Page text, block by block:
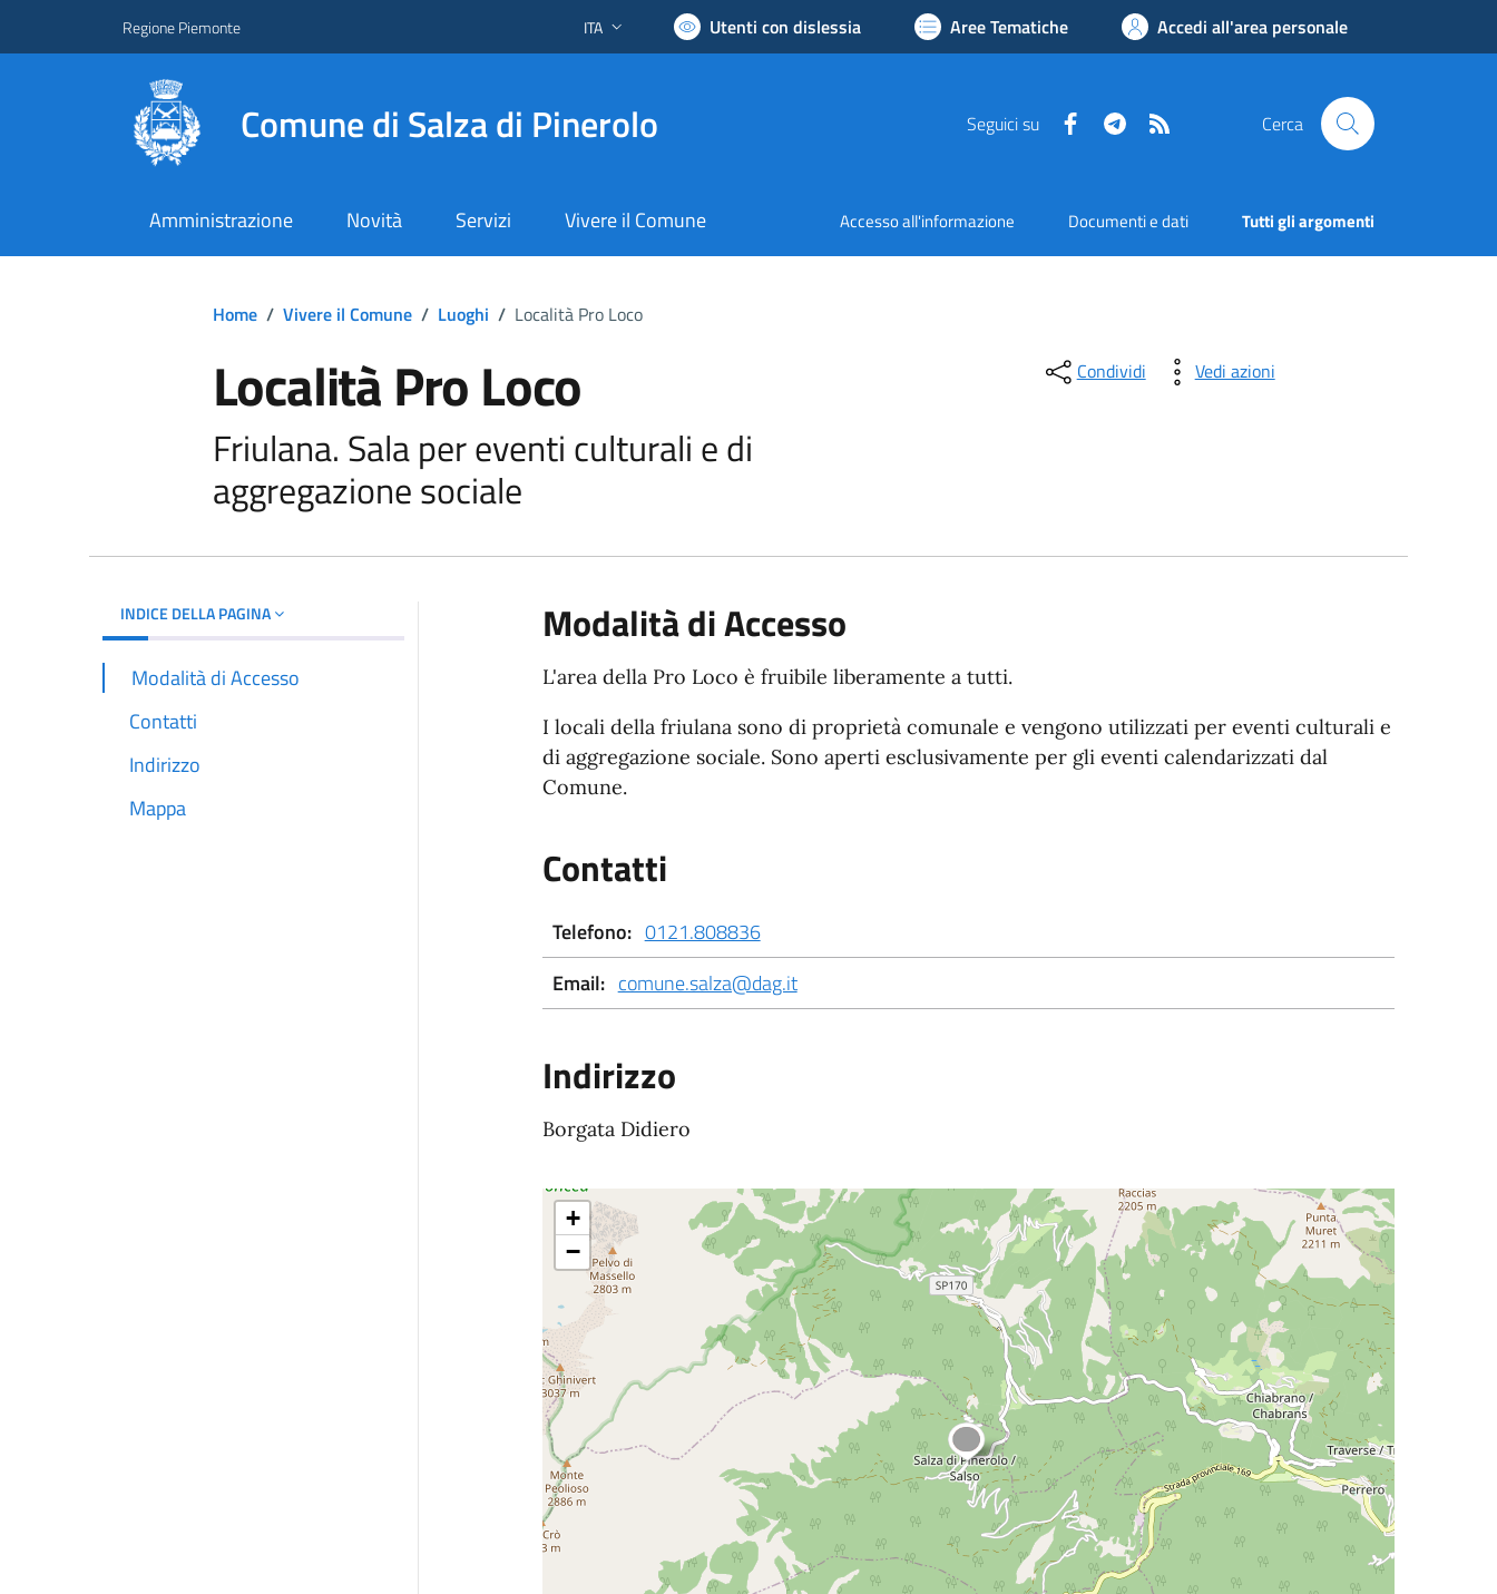
Regione Piemonte Lingua attiva:
ITA Utenti con dislessia Aree Tematiche Accedi all'area personale
Comune di Salza di Pinerolo Seguici su FacebookTelegram Cerca
Amministrazione Novità Servizi Vivere il Comune Accesso all'informazione Documenti e dati Tutti gli argomenti
Home / Vivere il Comune / Luoghi / Località Pro Loco
Località Pro Loco
Friulana. Sala per eventi culturali e di
aggregazione sociale
Condividi Vedi azioni
INDICE DELLA PAGINA
Modalità di Accesso
Contatti
Indirizzo
Mappa
Modalità di Accesso
L'area della Pro Loco è fruibile liberamente a tutti.
I locali della friulana sono di proprietà comunale e vengono utilizzati per eventi culturali e
di aggregazione sociale. Sono aperti esclusivamente per gli eventi calendarizzati dal
Comune.
Contatti
Telefono: 0121.808836
Email: comune.salza@dag.it
Indirizzo
Borgata Didiero
+
−